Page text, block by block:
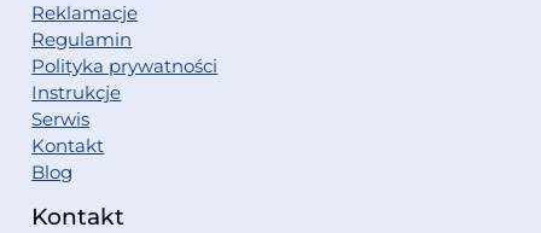
Reklamacje
Regulamin
Polityka prywatności
Instrukcje
Serwis
Kontakt
Blog
Kontakt